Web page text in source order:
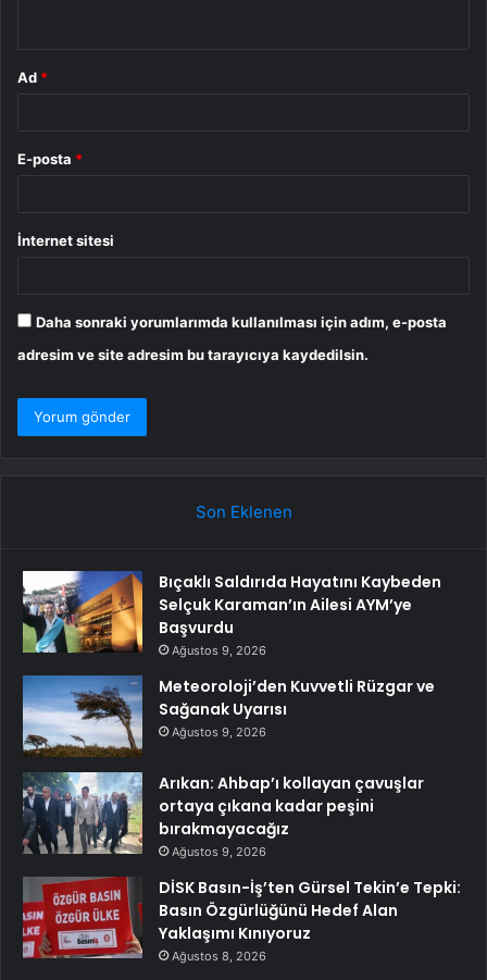
Ad *
E-posta *
İnternet sitesi
Daha sonraki yorumlarımda kullanılması için adım, e-posta
adresim ve site adresim bu tarayıcıya kaydedilsin.
Son Eklenen
Bıçaklı Saldırıda Hayatını Kaybeden
Selçuk Karaman’ın Ailesi AYM’ye
Başvurdu
Ağustos 9, 2026
Meteoroloji’den Kuvvetli Rüzgar ve
Sağanak Uyarısı
Ağustos 9, 2026
Arıkan: Ahbap’ı kollayan çavuşlar
ortaya çıkana kadar peşini
bırakmayacağız
Ağustos 9, 2026
DİSK Basın-İş’ten Gürsel Tekin’e Tepki:
Basın Özgürlüğünü Hedef Alan
Yaklaşımı Kınıyoruz
Ağustos 8, 2026